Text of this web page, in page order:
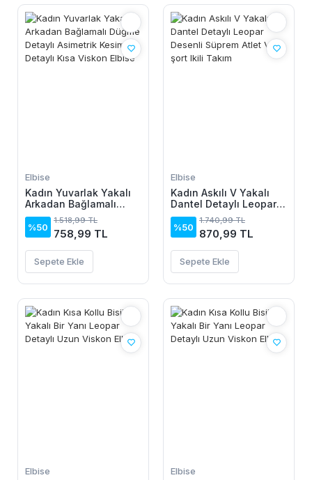
Elbise
Kadın Yuvarlak Yakalı
Arkadan Bağlamalı
Düğme Detaylı
Asimetrik Kesim Detaylı
Kısa Viskon Elbise
%50
1.518,99 TL
758,99 TL
Sepete Ekle
Elbise
Kadın Askılı V Yakalı
Dantel Detaylı Leopar
Desenli Süprem Atlet
Ve şort Ikili Takım
%50
1.740,99 TL
870,99 TL
Sepete Ekle
Elbise Elbise